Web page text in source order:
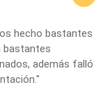
hecho bastantes
bastantes
además falló